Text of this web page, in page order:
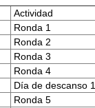
Actividad
Ronda 1
Ronda 2
Ronda 3
Ronda 4
Día de descanso 1
Ronda 5